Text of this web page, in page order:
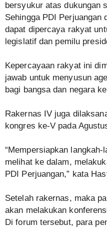
bersyukur atas dukungan
Sehingga PDI Perjuangan
dapat dipercaya rakyat
legislatif dan pemilu
Kepercayaan rakyat ini
jawab untuk menyusun
bagi bangsa dan negara
Rakernas IV juga
kongres ke-V pada
“Mempersiapkan
melihat ke dalam,
PDI Perjuangan,” kata
Setelah rakernas, maka
akan melakukan
Di forum tersebut, para